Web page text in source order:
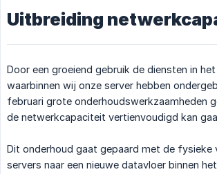
Uitbreiding
Door een groeiend gebruik de diensten in
waarbinnen wij onze server hebben
februari grote onderhoudswerkzaamheden
de netwerkcapaciteit vertienvoudigd kan
Dit onderhoud gaat gepaard met de fysieke
servers naar een nieuwe datavloer binnen